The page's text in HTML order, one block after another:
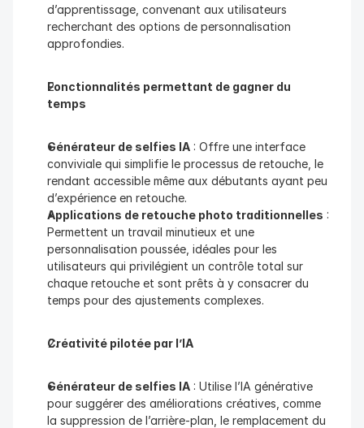
d’apprentissage, convenant aux utilisateurs
recherchant des options de personnalisation
approfondies.
Fonctionnalités permettant de gagner du
temps
Générateur de selfies IA : Offre une interface
conviviale qui simplifie le processus de retouche, le
rendant accessible même aux débutants ayant peu
d’expérience en retouche.
Applications de retouche photo traditionnelles :
Permettent un travail minutieux et une
personnalisation poussée, idéales pour les
utilisateurs qui privilégient un contrôle total sur
chaque retouche et sont prêts à y consacrer du
temps pour des ajustements complexes.
Créativité pilotée par l’IA
Générateur de selfies IA : Utilise l’IA générative
pour suggérer des améliorations créatives, comme
la suppression de l’arrière-plan, le remplacement du